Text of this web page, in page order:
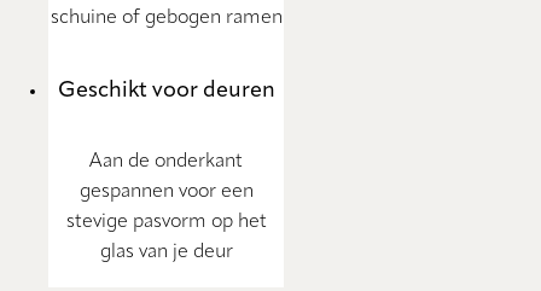
schuine of gebogen ramen
Geschikt voor deuren
Aan de onderkant
gespannen voor een
stevige pasvorm op het
glas van je deur